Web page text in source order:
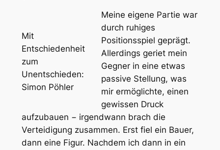
Mit
Entschiedenheit
zum
Unentschieden:
Simon Pöhler
Meine eigene Partie war
durch ruhiges
Positionsspiel geprägt.
Allerdings geriet mein
Gegner in eine etwas
passive Stellung, was
mir ermöglichte, einen
gewissen Druck
aufzubauen − irgendwann brach die
Verteidigung zusammen. Erst fiel ein Bauer,
dann eine Figur. Nachdem ich dann in ein